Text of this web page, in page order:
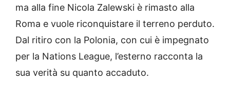
ma alla fine Nicola Zalewski è rimasto alla
Roma e vuole riconquistare il terreno perduto.
Dal ritiro con la Polonia, con cui è impegnato
per la Nations League, l’esterno racconta la
sua verità su quanto accaduto.